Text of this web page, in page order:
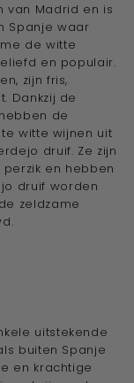
van Madrid en is
Spanje waar
de witte
en populair.
zijn fris,
Dankzij de
de
witte wijnen uit
druif. Ze zijn
en hebben
druif worden
zeldzame
uitstekende
buiten Spanje
en krachtige